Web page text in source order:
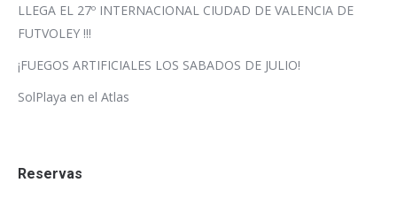
LLEGA EL 27º INTERNACIONAL CIUDAD DE VALENCIA DE
FUTVOLEY !!!
¡FUEGOS ARTIFICIALES LOS SABADOS DE JULIO!
SolPlaya en el Atlas
Reservas